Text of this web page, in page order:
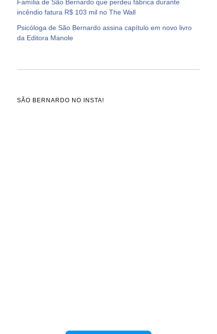
Família de São Bernardo que perdeu fábrica durante
incêndio fatura R$ 103 mil no The Wall
Psicóloga de São Bernardo assina capítulo em novo livro
da Editora Manole
SÃO BERNARDO NO INSTA!